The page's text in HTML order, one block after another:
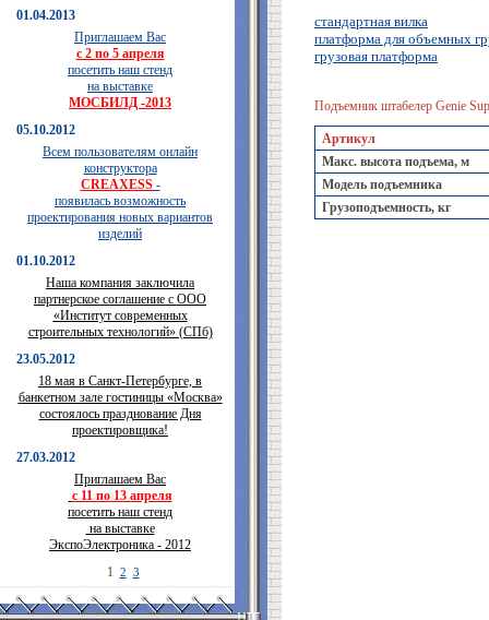
01.04.2013
Приглашаем Вас
с 2 по 5 апреля
посетить наш стенд
на выставке
МОСБИЛД -2013
05.10.2012
Всем пользователям онлайн
конструктора
CREAXESS-
появилась возможность
проектирования новых вариантов
изделий
01.10.2012
Наша компания заключила
партнерское соглашение с ООО
«Институт современных
строительных технологий» (СПб)
23.05.2012
18 мая в Санкт-Петербурге, в
банкетном зале гостиницы «Москва»
состоялось празднование Дня
проектировщика!
27.03.2012
Приглашаем Вас
с 11 по 13 апреля
посетить наш стенд
на выставке
ЭкспоЭлектроника - 2012
1 2 3
стандартная вилка
платформа для объемных
грузовая платформа
Подъемник штабелер Genie
Артикул
Макс. высота подъема, м
Модель подъемника
Грузоподъемность, кг